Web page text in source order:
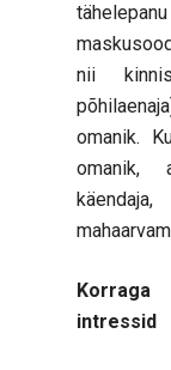
nii
omanik.
omanik,
intressid